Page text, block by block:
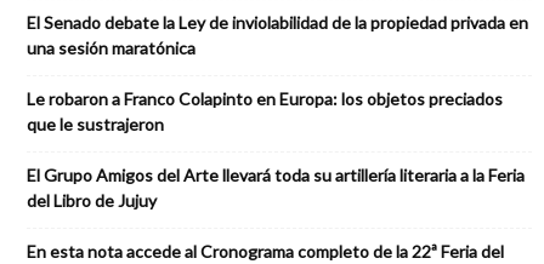
El Senado debate la Ley de inviolabilidad de la propiedad privada en
una sesión maratónica
Le robaron a Franco Colapinto en Europa: los objetos preciados
que le sustrajeron
El Grupo Amigos del Arte llevará toda su artillería literaria a la Feria
del Libro de Jujuy
En esta nota accede al Cronograma completo de la 22ª Feria del